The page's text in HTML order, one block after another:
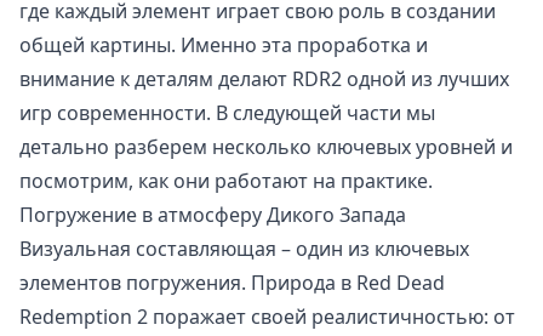
где каждый элемент играет свою роль в создании
общей картины. Именно эта проработка и
внимание к деталям делают RDR2 одной из лучших
игр современности. В следующей части мы
детально разберем несколько ключевых уровней и
посмотрим, как они работают на практике.
Погружение в атмосферу Дикого Запада
Визуальная составляющая – один из ключевых
элементов погружения. Природа в Red Dead
Redemption 2 поражает своей реалистичностью: от